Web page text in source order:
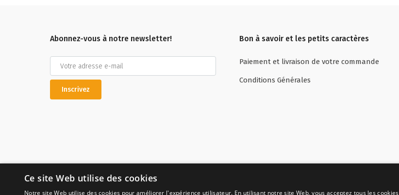
Abonnez-vous à notre newsletter!
Inscrivez
Bon à savoir et les petits caractères
Paiement et livraison de votre commande
Conditions Générales
Ce site Web utilise des cookies
Notre site Web utilise des cookies pour améliorer l'expérience utilisateur. En utilisant notre site Web, vous acceptez tous les cookies